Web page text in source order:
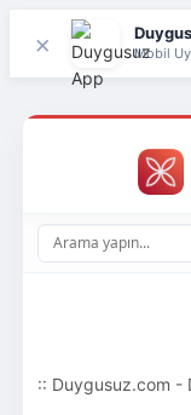
× Mobil
:: Duygusuz.com -